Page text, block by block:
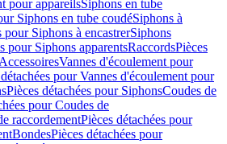
pour appareilsSiphons en tube
Siphons en tube coudéSiphons à
pour Siphons à encastrerSiphons
pour Siphons apparentsRaccordsPièces
AccessoiresVannes d'écoulement pour
pour Vannes d'écoulement pour
Pièces détachées pour SiphonsCoudes de
pour Coudes de
raccordementPièces détachées pour
BondesPièces détachées pour